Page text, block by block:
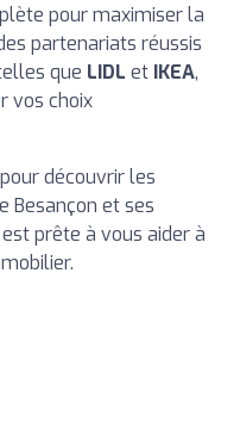
pour maximiser la
partenariats réussis
que LIDL et IKEA,
vos choix
découvrir les
Besançon et ses
prête à vous aider à